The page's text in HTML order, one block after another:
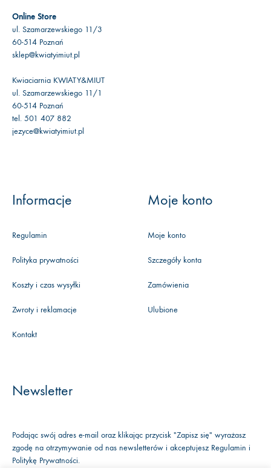
Online Store
ul. Szamarzewskiego 11/3
60-514 Poznań
sklep@kwiatyimiut.pl
Kwiaciarnia KWIATY&MIUT
ul. Szamarzewskiego 11/1
60-514 Poznań
tel. 501 407 882
jezyce@kwiatyimiut.pl
Informacje
Regulamin
Polityka prywatności
Koszty i czas wysyłki
Zwroty i reklamacje
Kontakt
Moje konto
Moje konto
Szczegóły konta
Zamówienia
Ulubione
Newsletter
Podając swój adres e-mail oraz klikając przycisk "Zapisz się" wyrażasz
zgodę na otrzymywanie od nas newsletterów i akceptujesz Regulamin i
Politykę Prywatności.